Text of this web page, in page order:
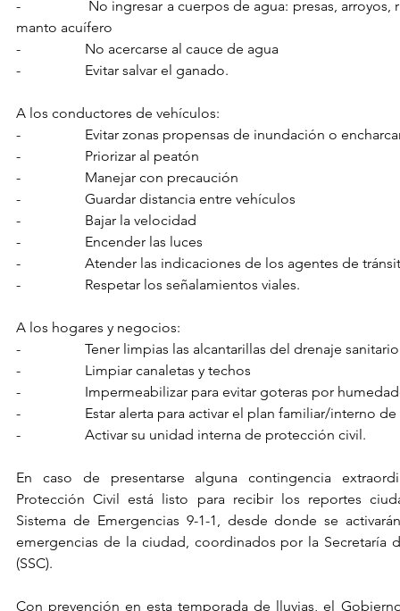
-                  No ingresar a cuerpos de agua: presas,
manto acuífero
-                  No acercarse al cauce de agua
-                  Evitar salvar el ganado.
A los conductores de vehículos:
-                  Evitar zonas propensas de inundación o
-                  Priorizar al peatón
-                  Manejar con precaución
-                  Guardar distancia entre vehículos
-                  Bajar la velocidad
-                  Encender las luces
-                  Atender las indicaciones de los agentes de
-                  Respetar los señalamientos viales.
A los hogares y negocios:
-                  Tener limpias las alcantarillas del drenaje sanitario
-                  Limpiar canaletas y techos
-                  Impermeabilizar para evitar goteras por
-                  Estar alerta para activar el plan familiar/
-                  Activar su unidad interna de protección civil.
En caso de presentarse alguna contingencia
Protección Civil está listo para recibir los reportes
Sistema de Emergencias 9-1-1, desde donde se
emergencias de la ciudad, coordinados por la Secretaría
(SSC).
Con prevención en esta temporada de lluvias, el